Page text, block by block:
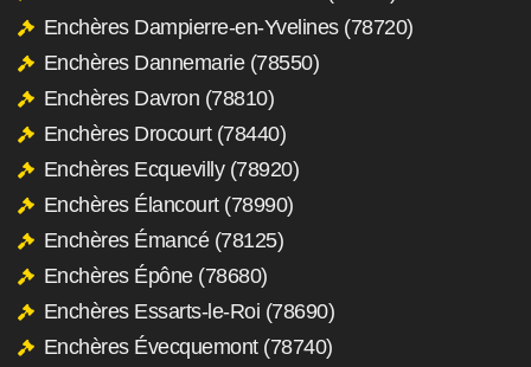
Enchères Dampierre-en-Yvelines (78720)
Enchères Dannemarie (78550)
Enchères Davron (78810)
Enchères Drocourt (78440)
Enchères Ecquevilly (78920)
Enchères Élancourt (78990)
Enchères Émancé (78125)
Enchères Épône (78680)
Enchères Essarts-le-Roi (78690)
Enchères Évecquemont (78740)